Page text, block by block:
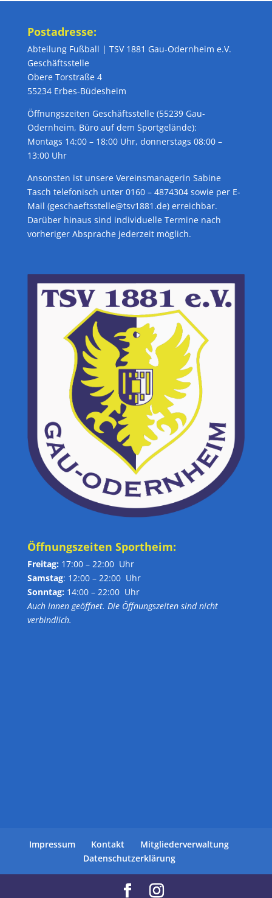
Postadresse:
Abteilung Fußball | TSV 1881 Gau-Odernheim e.V.
Geschäftsstelle
Obere Torstraße 4
55234 Erbes-Büdesheim
Öffnungszeiten Geschäftsstelle (55239 Gau-
Odernheim, Büro auf dem Sportgelände):
Montags 14:00 – 18:00 Uhr, donnerstags 08:00 –
13:00 Uhr
Ansonsten ist unsere Vereinsmanagerin Sabine
Tasch telefonisch unter 0160 – 4874304 sowie per E-
Mail (geschaeftsstelle@tsv1881.de) erreichbar.
Darüber hinaus sind individuelle Termine nach
vorheriger Absprache jederzeit möglich.
Öffnungszeiten Sportheim:
Freitag: 17:00 – 22:00 Uhr
Samstag: 12:00 – 22:00 Uhr
Sonntag: 14:00 – 22:00 Uhr
Auch innen geöffnet. Die Öffnungszeiten sind nicht
verbindlich.
Impressum Kontakt
Mitgliederverwaltung
Datenschutzerklärung